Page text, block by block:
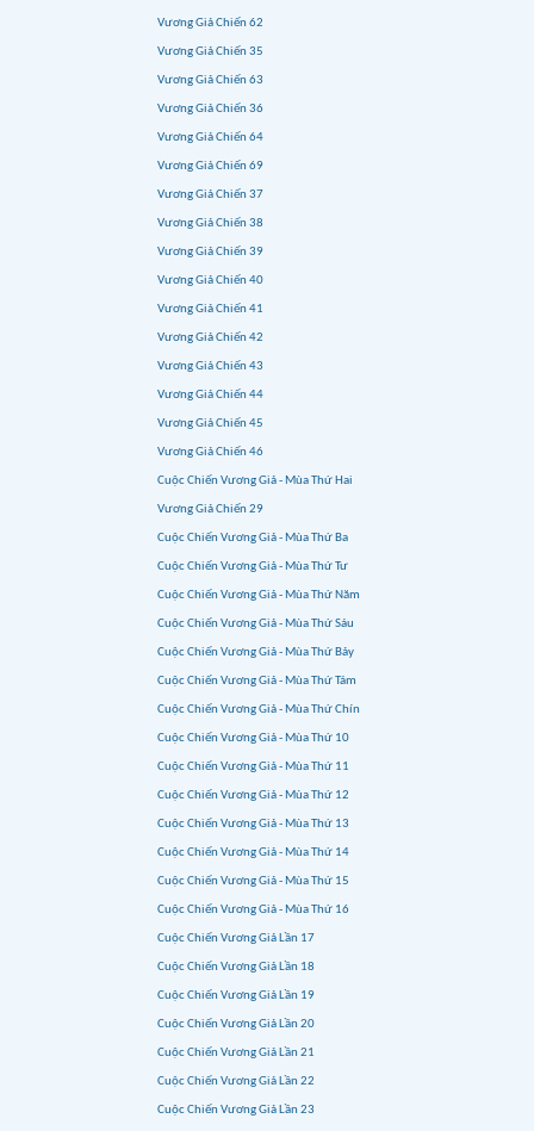
Vương Giả Chiến 62
Vương Giả Chiến 35
Vương Giả Chiến 63
Vương Giả Chiến 36
Vương Giả Chiến 64
Vương Giả Chiến 69
Vương Giả Chiến 37
Vương Giả Chiến 38
Vương Giả Chiến 39
Vương Giả Chiến 40
Vương Giả Chiến 41
Vương Giả Chiến 42
Vương Giả Chiến 43
Vương Giả Chiến 44
Vương Giả Chiến 45
Vương Giả Chiến 46
Cuộc Chiến Vương Giả - Mùa Thứ Hai
Vương Giả Chiến 29
Cuộc Chiến Vương Giả - Mùa Thứ Ba
Cuộc Chiến Vương Giả - Mùa Thứ Tư
Cuộc Chiến Vương Giả - Mùa Thứ Năm
Cuộc Chiến Vương Giả - Mùa Thứ Sáu
Cuộc Chiến Vương Giả - Mùa Thứ Bảy
Cuộc Chiến Vương Giả - Mùa Thứ Tám
Cuộc Chiến Vương Giả - Mùa Thứ Chín
Cuộc Chiến Vương Giả - Mùa Thứ 10
Cuộc Chiến Vương Giả - Mùa Thứ 11
Cuộc Chiến Vương Giả - Mùa Thứ 12
Cuộc Chiến Vương Giả - Mùa Thứ 13
Cuộc Chiến Vương Giả - Mùa Thứ 14
Cuộc Chiến Vương Giả - Mùa Thứ 15
Cuộc Chiến Vương Giả - Mùa Thứ 16
Cuộc Chiến Vương Giả Lần 17
Cuộc Chiến Vương Giả Lần 18
Cuộc Chiến Vương Giả Lần 19
Cuộc Chiến Vương Giả Lần 20
Cuộc Chiến Vương Giả Lần 21
Cuộc Chiến Vương Giả Lần 22
Cuộc Chiến Vương Giả Lần 23